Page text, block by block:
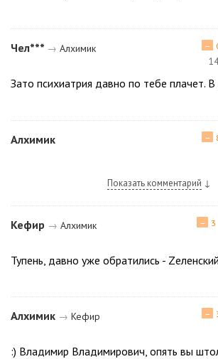
Чел*** → Алхимик −
Зато психиатрия давно по тебе плачет.
Алхимик −
Показать комментарий ↓
Кефир → Алхимик − 3
Тупень, давно уже обратились -
Алхимик → Кефир −
:) Владимир Владимирович, опять вы